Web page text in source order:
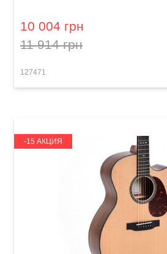
10 004 грн
11 914 грн
127471
-15 АКЦИЯ